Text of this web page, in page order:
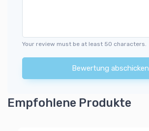
Your review must be at least 50 characters.
Bewertung abschicken
Empfohlene Produkte